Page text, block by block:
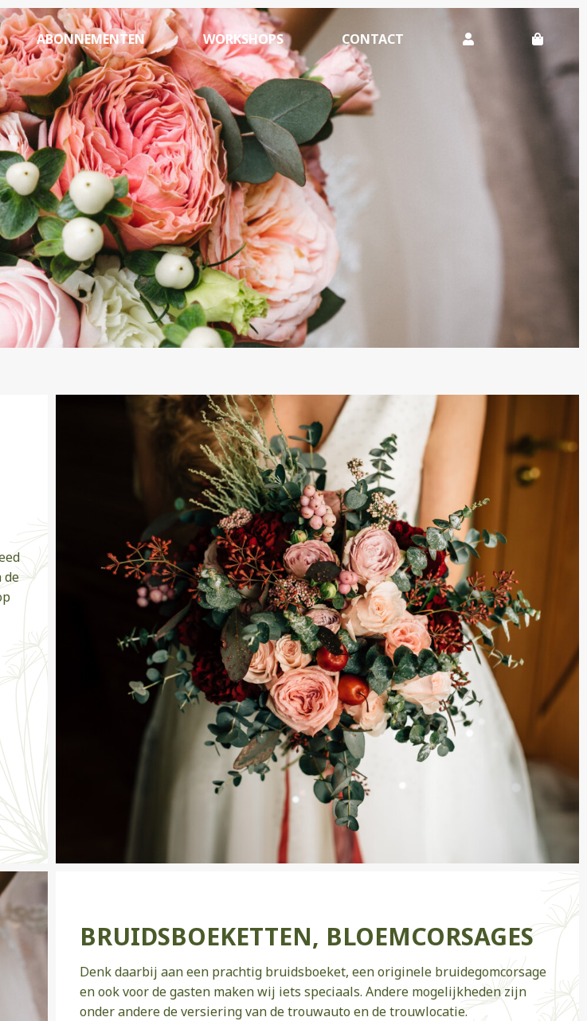
ABONNEMENTEN WORKSHOPS CONTACT
de
BRUIDSBOEKETTEN, BLOEMCORSAGES
Denk daarbij aan een prachtig bruidsboeket, een originele bruidegomcorsage
en ook voor de gasten maken wij iets speciaals. Andere mogelijkheden zijn
onder andere de versiering van de trouwauto en de trouwlocatie.